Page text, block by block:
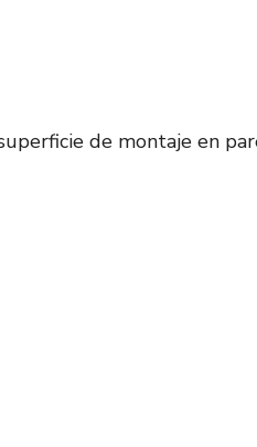
de montaje en